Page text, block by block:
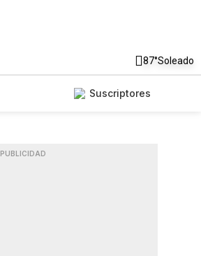
87°Soleado
Suscriptores
PUBLICIDAD